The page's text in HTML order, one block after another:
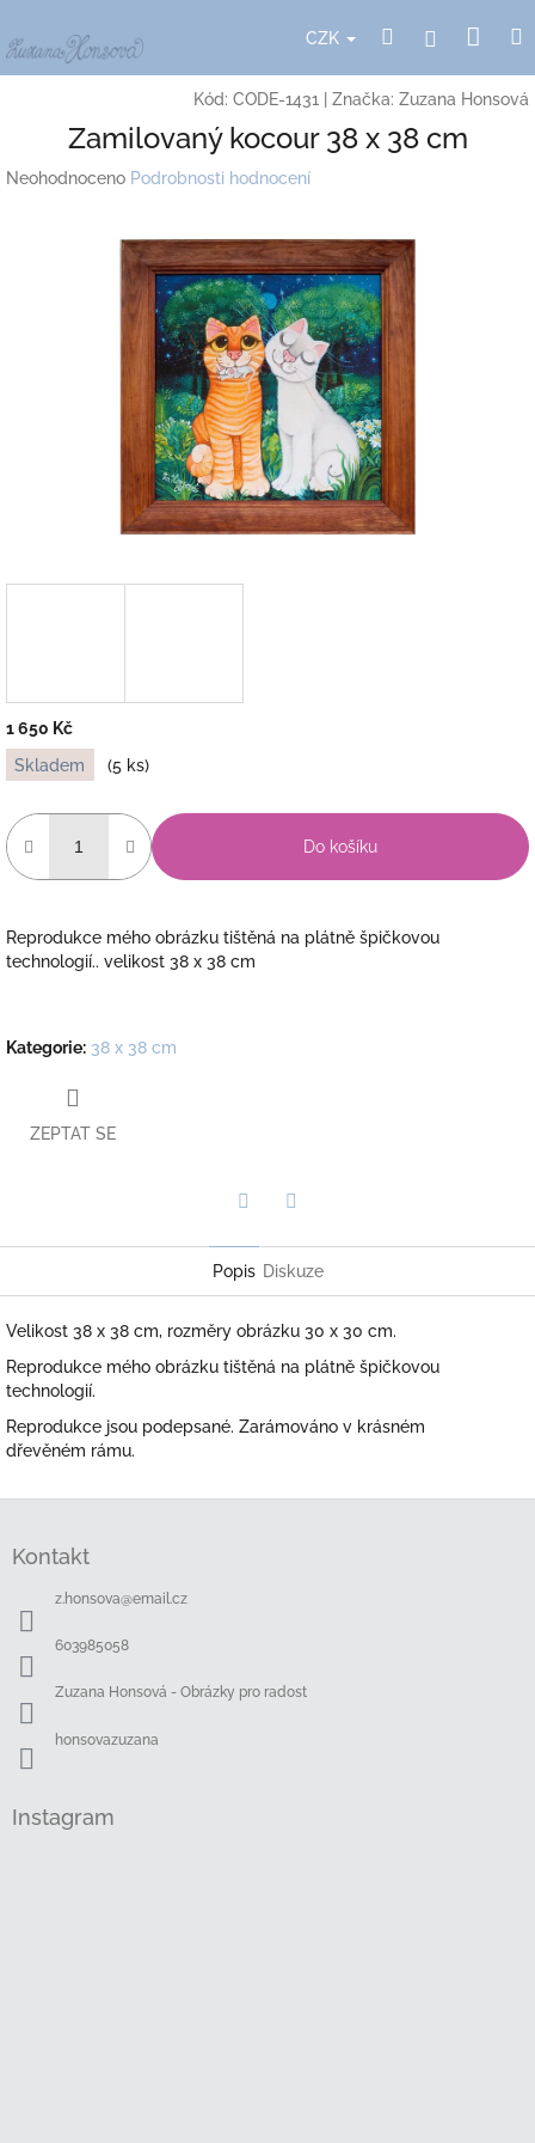
na
obsah
CZK HledatPřihlášení
Kód: CODE-1431 Značka: Zuzana Honsová
Zamilovaný kocour 38 x 38 cm
Průměrné
Neohodnoceno Podrobnosti hodnocení
1 650 Kč
Měrná
cena:
Skladem (5 ks)
Do košíku
Reprodukce mého obrázku tištěná na plátně špičkovou
technologií.. velikost 38 x 38 cm
Kategorie: 38 x 38 cm
ZEPTAT SE
Popis Diskuze
Velikost 38 x 38 cm, rozměry obrázku 30 x 30 cm.
Reprodukce mého obrázku tištěná na plátně špičkovou
technologií.
Reprodukce jsou podepsané. Zarámováno v krásném
dřevěném rámu.
Kontakt
z.honsova@email.cz
603985058
Zuzana Honsová - Obrázky pro radost
honsovazuzana
Instagram